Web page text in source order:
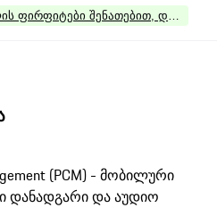
ფირფიტები შენათებით,
(PCM) - მობილური
დანადგარი და აუდიო